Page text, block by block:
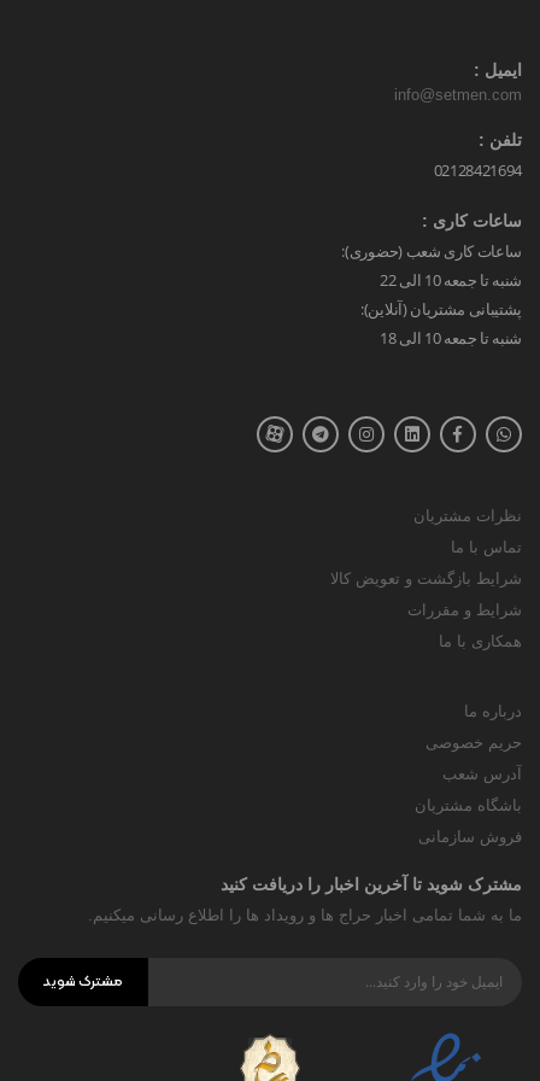
ایمیل :
info@setmen.com
تلفن :
02128421694
ساعات کاری :
ساعات کاری شعب (حضوری):
شنبه تا جمعه 10 الی 22
پشتیبانی مشتریان (آنلاین):
شنبه تا جمعه 10 الی 18
نظرات مشتریان
تماس با ما
شرایط بازگشت و تعویض کالا
شرایط و مقررات
همکاری با ما
درباره ما
حریم خصوصی
آدرس شعب
باشگاه مشتریان
فروش سازمانی
مشترک شوید تا آخرین اخبار را دریافت کنید
ما به شما تمامی اخبار حراج ها و رویداد ها را اطلاع رسانی میکنیم.
مشترک شوید